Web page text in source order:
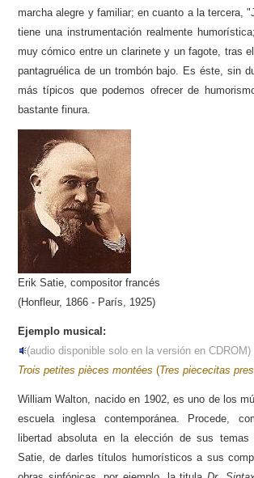
marcha alegre y familiar; en cuanto a la tercera,
tiene una instrumentación realmente
muy cómico entre un clarinete y un fagote, tras
pantagruélica de un trombón bajo. Es éste, sin
más típicos que podemos ofrecer de
bastante finura.
Erik Satie, compositor francés
(Honfleur, 1866 - París, 1925)
Ejemplo musical:
(audio disponible solo en la versión en CDROM)
Trois petites pièces montées (Tres piececitas
William Walton, nacido en 1902, es uno de los
escuela inglesa contemporánea. Procede,
libertad absoluta en la elección de sus
Satie, de darles títulos humorísticos a sus